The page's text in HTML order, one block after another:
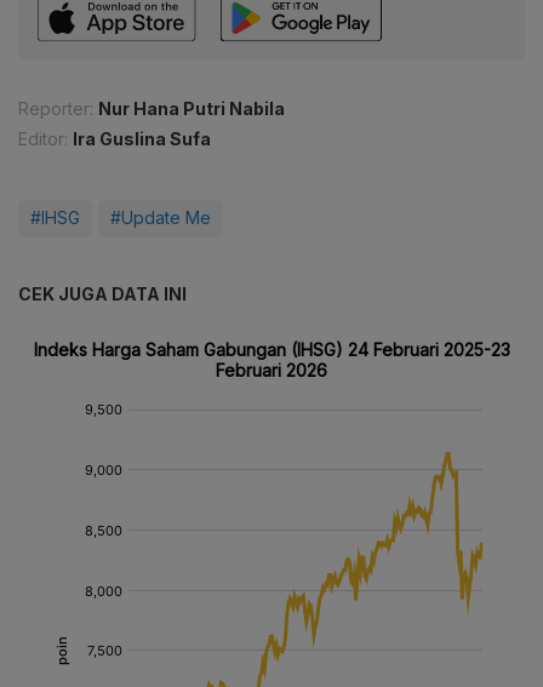
Reporter: Nur Hana Putri Nabila
Editor: Ira Guslina Sufa
#IHSG #Update Me
CEK JUGA DATA INI